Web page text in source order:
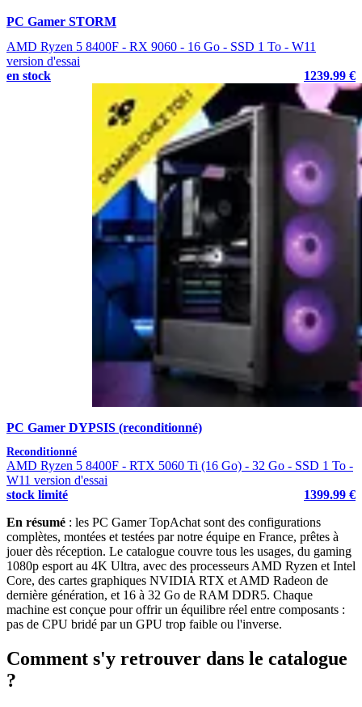
PC Gamer STORM
AMD Ryzen 5 8400F - RX 9060 - 16 Go - SSD 1 To - W11
version d'essai
en stock
1239.99 €
PC Gamer DYPSIS (reconditionné)
Reconditionné
AMD Ryzen 5 8400F - RTX 5060 Ti (16 Go) - 32 Go - SSD 1 To -
W11 version d'essai
stock limité
1399.99 €
En résumé : les PC Gamer TopAchat sont des configurations
complètes, montées et testées par notre équipe en France, prêtes à
jouer dès réception. Le catalogue couvre tous les usages, du gaming
1080p esport au 4K Ultra, avec des processeurs AMD Ryzen et Intel
Core, des cartes graphiques NVIDIA RTX et AMD Radeon de
dernière génération, et 16 à 32 Go de RAM DDR5. Chaque
machine est conçue pour offrir un équilibre réel entre composants :
pas de CPU bridé par un GPU trop faible ou l'inverse.
Comment s'y retrouver dans le catalogue
?